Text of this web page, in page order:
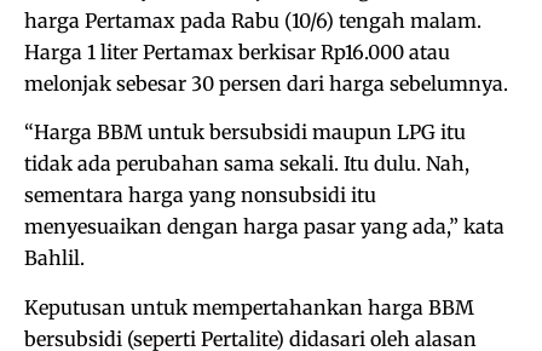
harga Pertamax pada Rabu (10/6) tengah malam.
Harga 1 liter Pertamax berkisar Rp16.000 atau
melonjak sebesar 30 persen dari harga sebelumnya.
“Harga BBM untuk bersubsidi maupun LPG itu
tidak ada perubahan sama sekali. Itu dulu. Nah,
sementara harga yang nonsubsidi itu
menyesuaikan dengan harga pasar yang ada,” kata
Bahlil.
Keputusan untuk mempertahankan harga BBM
bersubsidi (seperti Pertalite) didasari oleh alasan